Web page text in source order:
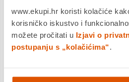
www.ekupi.hr koristi kolačiće
korisničko iskustvo i
možete pročitati u Izjavi o
postupanju s „kolačićima“
104,99 €
83,99 €
+